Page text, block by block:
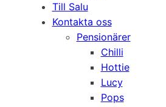
Till Salu
Kontakta oss
Pensionärer
Chilli
Hottie
Lucy
Pops